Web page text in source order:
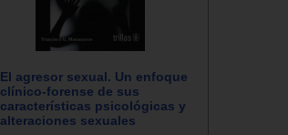
El agresor sexual. Un enfoque
clínico-forense de sus
características psicológicas y
alteraciones sexuales